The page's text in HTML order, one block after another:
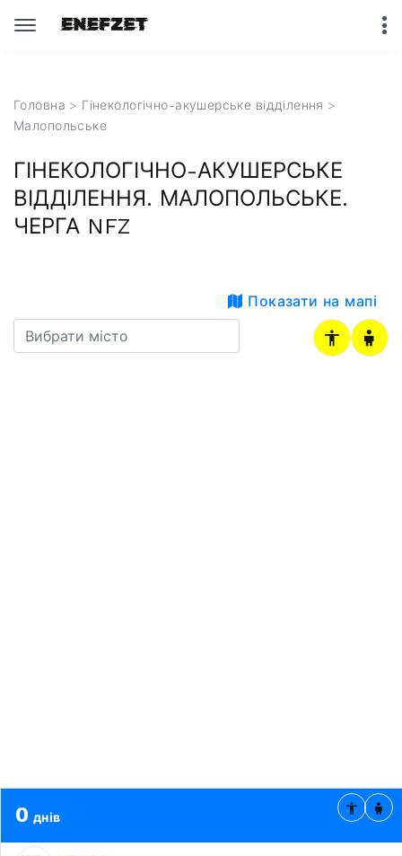
Головна > Гінекологічно-акушерське відділення >
Малопольське
ГІНЕКОЛОГІЧНО-АКУШЕРСЬКЕ
ВІДДІЛЕННЯ. МАЛОПОЛЬСЬКЕ.
ЧЕРГА NFZ
Показати на мапі
0 днів